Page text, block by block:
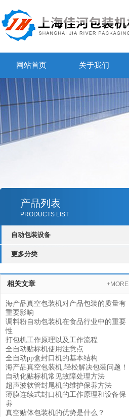
网站首页 关于我们
产品列表
PRODUCTS LIST
自动包装设备
更多分类
相关文章 +MORE
海产品真空包装机对产品包装的质量有
重要影响
调料粉自动包装机在食品行业中的重要
性
打包机工作原理以及工作流程
全自动贴标机使用注意点
全自动pp盒封口机的基本结构
海产品真空包装机,轻松解决包装问题！
自动化贴标机常见故障处理方法
超声波软管封尾机的维护保养方法
薄膜连续式封口机的工作原理和设备保
养
真空贴体包装机的优势是什么？